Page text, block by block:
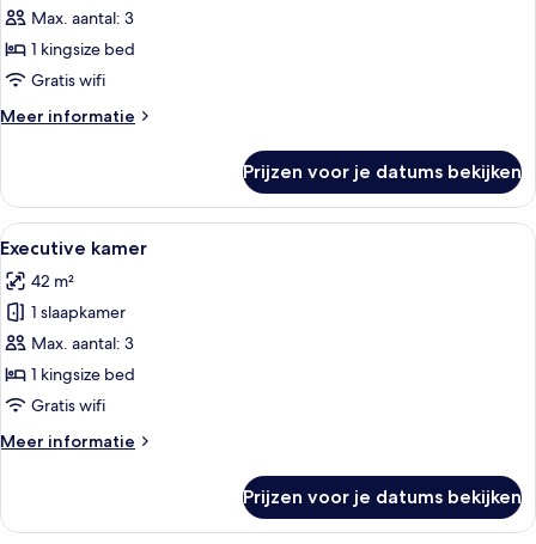
suite
laden
Max. aantal: 3
1 kingsize bed
Gratis wifi
Meer informatie
Meer
suite
Prijzen voor je datums bekijken
Alle
foto's
voor
Executive
kamer
laden
Een hotelkamer met een groot bed,
11
Executive kamer
42 m²
1 slaapkamer
Max. aantal: 3
1 kingsize bed
Gratis wifi
Meer informatie
Meer
kamer
Prijzen voor je datums bekijken